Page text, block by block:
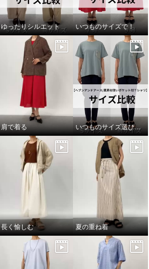
ゆったりシルエット いつものサイズで！
肩で着る いつものサイズ選びで！
長く愉しむ 夏の重ね着